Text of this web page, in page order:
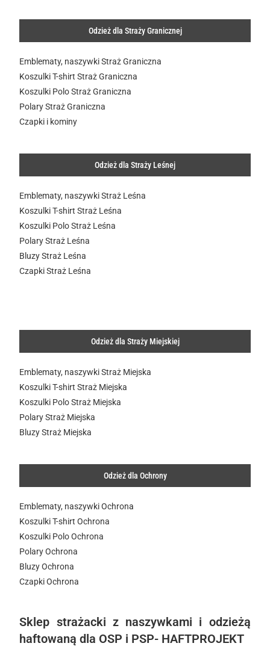
Odzież dla Straży Granicznej
Emblematy, naszywki Straż Graniczna
Koszulki T-shirt Straż Graniczna
Koszulki Polo Straż Graniczna
Polary Straż Graniczna
Czapki i kominy
Odzież dla Straży Leśnej
Emblematy, naszywki Straż Leśna
Koszulki T-shirt Straż Leśna
Koszulki Polo Straż Leśna
Polary Straż Leśna
Bluzy Straż Leśna
Czapki Straż Leśna
Odzież dla Straży Miejskiej
Emblematy, naszywki Straż Miejska
Koszulki T-shirt Straż Miejska
Koszulki Polo Straż Miejska
Polary Straż Miejska
Bluzy Straż Miejska
Odzież dla Ochrony
Emblematy, naszywki Ochrona
Koszulki T-shirt Ochrona
Koszulki Polo Ochrona
Polary Ochrona
Bluzy Ochrona
Czapki Ochrona
Sklep strażacki z naszywkami i odzieżą
haftowaną dla OSP i PSP- HAFTPROJEKT